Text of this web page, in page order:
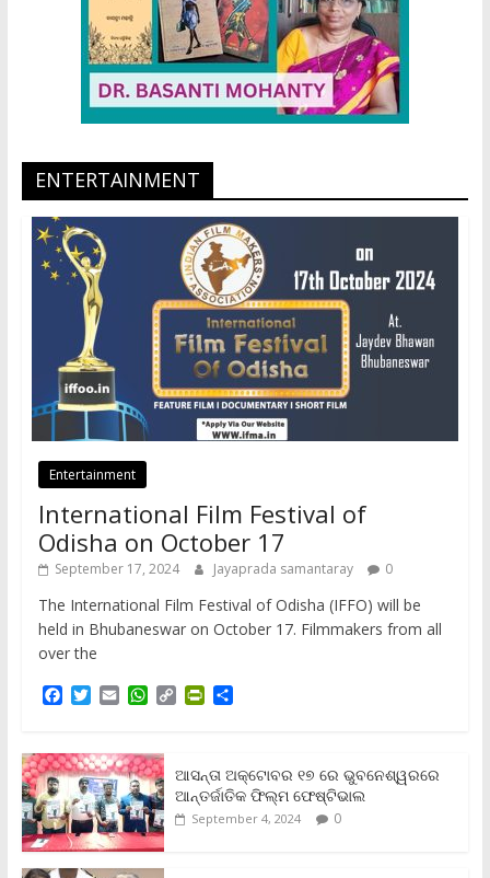
ENTERTAINMENT
Entertainment
International Film Festival of
Odisha on October 17
September 17, 2024 Jayaprada samantaray 0
The International Film Festival of Odisha (IFFO) will be
held in Bhubaneswar on October 17. Filmmakers from all
over the
F
e
b
o
o
k
T
t
t
e
r
E
i
l
W
t
s
A
p
p
C
L
i
n
k
P
t
F
r
i
S
e
ଆସନ୍ତା ଅକ୍ଟୋବର ୧୭ ରେ ଭୁବନେଶ୍ୱରରେ
ଆନ୍ତର୍ଜାତିକ ଫିଲ୍ମ ଫେଷ୍ଟିଭାଲ
September 4, 2024 0